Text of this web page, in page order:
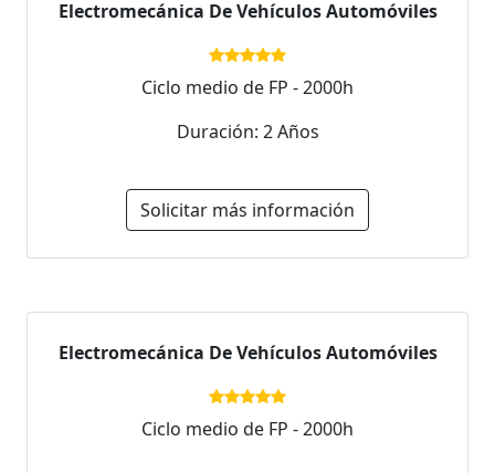
Electromecánica De Vehículos Automóviles
Ciclo medio de FP - 2000h
Duración: 2 Años
Solicitar más información
Electromecánica De Vehículos Automóviles
Ciclo medio de FP - 2000h